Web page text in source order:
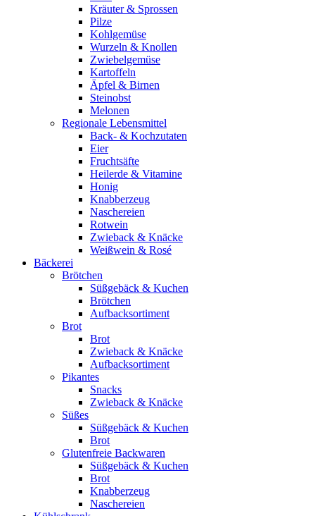
Kräuter & Sprossen
Pilze
Kohlgemüse
Wurzeln & Knollen
Zwiebelgemüse
Kartoffeln
Äpfel & Birnen
Steinobst
Melonen
Regionale Lebensmittel
Back- & Kochzutaten
Eier
Fruchtsäfte
Heilerde & Vitamine
Honig
Knabberzeug
Naschereien
Rotwein
Zwieback & Knäcke
Weißwein & Rosé
Bäckerei
Brötchen
Süßgebäck & Kuchen
Brötchen
Aufbacksortiment
Brot
Brot
Zwieback & Knäcke
Aufbacksortiment
Pikantes
Snacks
Zwieback & Knäcke
Süßes
Süßgebäck & Kuchen
Brot
Glutenfreie Backwaren
Süßgebäck & Kuchen
Brot
Knabberzeug
Naschereien